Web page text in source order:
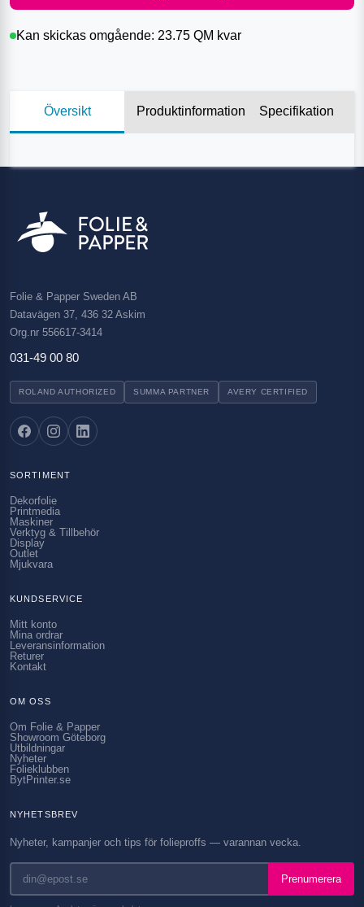
Kan skickas omgående: 23.75 QM kvar
Översikt Produktinformation Specifikation
Folie & Papper Sweden AB
Datavägen 37, 436 32 Askim
Org.nr 556617-3414
031-49 00 80
ROLAND AUTHORIZED SUMMA PARTNER AVERY CERTIFIED
SORTIMENT
Dekorfolie
Printmedia
Maskiner
Verktyg & Tillbehör
Display
Outlet
Mjukvara
KUNDSERVICE
Mitt konto
Mina ordrar
Leveransinformation
Returer
Kontakt
OM OSS
Om Folie & Papper
Showroom Göteborg
Utbildningar
Nyheter
Folieklubben
BytPrinter.se
NYHETSBREV
Nyheter, kampanjer och tips för folieproffs — varannan vecka.
Prenumerera